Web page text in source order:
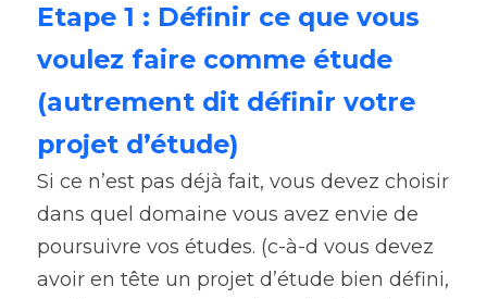
Etape 1 : Définir ce que vous
voulez faire comme étude
projet d’étude)
Si ce n’est pas déjà fait, vous devez choisir
dans quel domaine vous avez envie de
poursuivre vos études. (c-à-d vous devez
avoir en tête un projet d’étude bien défini,